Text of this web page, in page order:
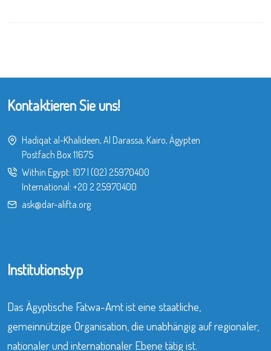
Kontaktieren Sie uns!
Hadiqat al-Khalideen, Al Darassa, Kairo, Ägypten
Postfach Box 11675
Within Egypt: 107| (02) 25970400
International: +20 2 25970400
ask@dar-alifta.org
Institutionstyp
Das Ägyptische Fatwa-Amt ist eine staatliche,
gemeinnützige Organisation, die unabhängig auf regionaler,
nationaler und internationaler Ebene tätig ist.